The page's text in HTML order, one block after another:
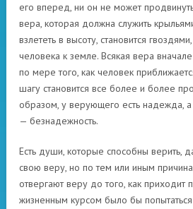
его вперед, ни он не может
вера, которая должна служить
взлететь в высоту, становится
человека к земле. Всякая вера
по мере того, как человек
шагу становится все более и более
образом, у верующего есть надежда,
— безнадежность.
Есть души, которые способны верить,
свою веру, но по тем или иным
отвергают веру до того, как
жизненным курсом было бы попытаться